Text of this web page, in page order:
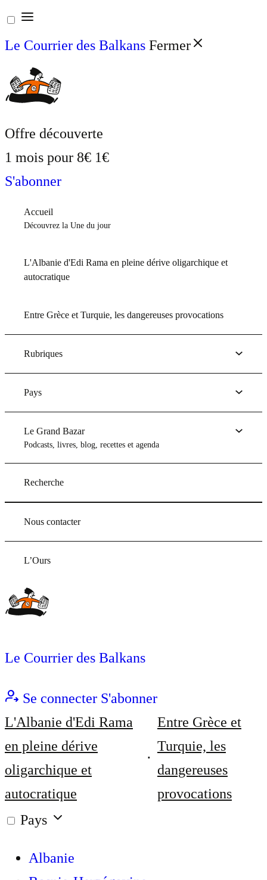
Aller
au
contenu
Le Courrier des Balkans Fermer
Offre découverte
1 mois pour 8€ 1€
S'abonner
Accueil
Découvrez la Une du jour
L'Albanie d'Edi Rama en pleine dérive oligarchique et
autocratique
Entre Grèce et Turquie, les dangereuses provocations
Rubriques
Pays
Le Grand Bazar
Podcasts, livres, blog, recettes et agenda
Recherche
Nous contacter
L’Ours
Le Courrier des Balkans
Se connecter S'abonner
L'Albanie d'Edi Rama
en pleine dérive
oligarchique et
autocratique
Entre Grèce et
Turquie, les
dangereuses
provocations
Pays
Albanie